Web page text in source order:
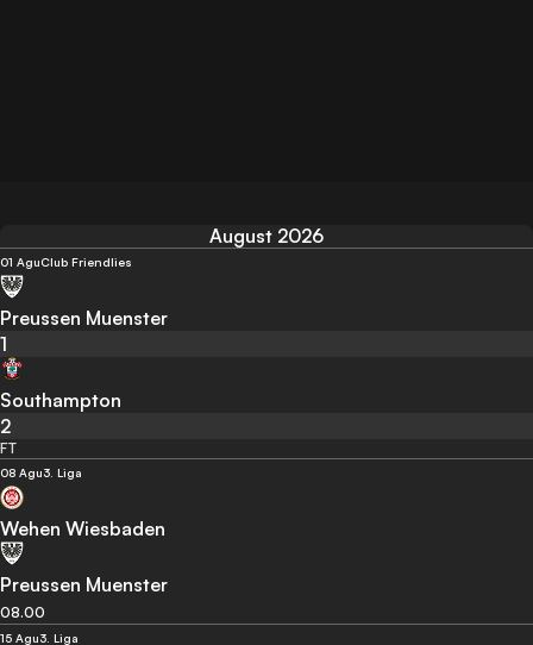
August 2026
01 AguClub Friendlies
Preussen Muenster
1
Southampton
2
FT
08 Agu3. Liga
Wehen Wiesbaden
Preussen Muenster
08.00
15 Agu3. Liga